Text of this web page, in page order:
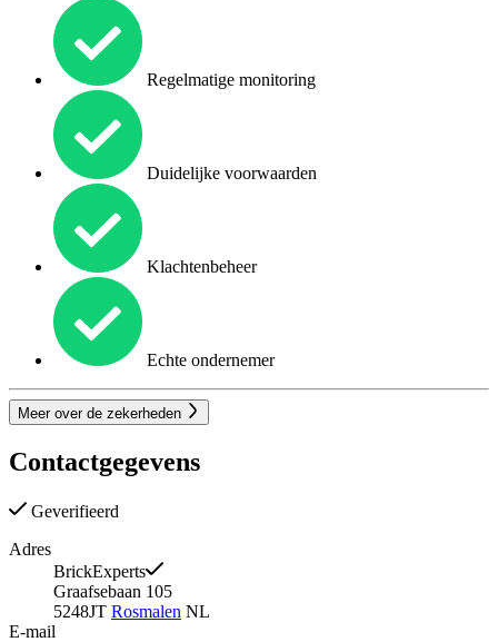
Regelmatige monitoring
Duidelijke voorwaarden
Klachtenbeheer
Echte ondernemer
Meer over de zekerheden
Contactgegevens
Geverifieerd
Adres
BrickExperts
Graafsebaan 105
5248JT Rosmalen NL
E-mail